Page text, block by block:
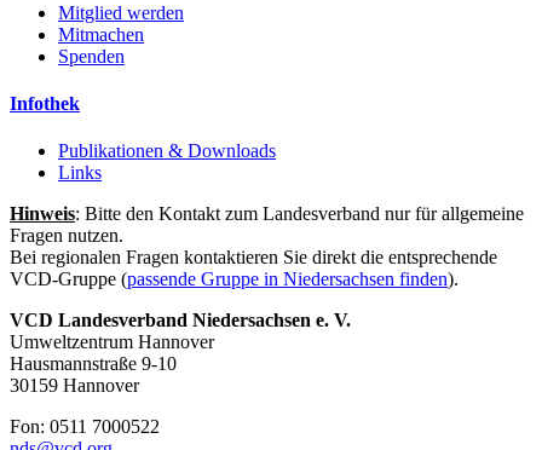
Mitglied werden
Mitmachen
Spenden
Infothek
Publikationen & Downloads
Links
Hinweis: Bitte den Kontakt zum Landesverband nur für allgemeine
Fragen nutzen.
Bei regionalen Fragen kontaktieren Sie direkt die entsprechende
VCD-Gruppe (passende Gruppe in Niedersachsen finden).
VCD Landesverband Niedersachsen e. V.
Umweltzentrum Hannover
Hausmannstraße 9-10
30159 Hannover
Fon: 0511 7000522